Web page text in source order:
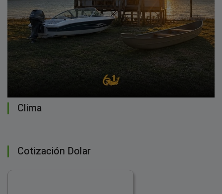
Clima
Cotización Dolar